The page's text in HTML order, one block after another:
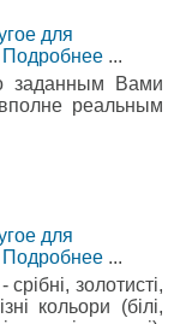
для
Подробнее ...
заданным Вами
реальным
для
Подробнее ...
золотисті,
кольори (білі,